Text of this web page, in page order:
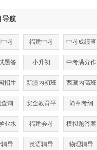
导航
中考 福建中考 中考成绩查
询
题答 小升初 中考满分作
文
招生 新疆内初班 西藏内高班
查询 安全教育平
台
简章考纲
业水
试
福建会考 模拟题答案
辅导 英语辅导 物理辅导